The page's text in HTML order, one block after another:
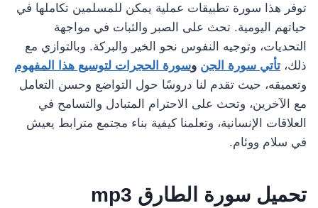
توفر هذا سورة تطبيقات عملية يمكن للمسلمين تكاملها في
حياتهم اليومية. تحث على الصبر والثبات في مواجهة
التحديات، وتوجيه النفوس نحو الخير والبركة. وبالتوازي مع
ذلك، تأتي سورة الجن وسورة الحجرات لتوسيع هذا المفهوم
وتعميقه، حيث تقدم لنا دروسًا حول التواضع وحسن التعامل
مع الآخرين، وتحث على الاحترام المتبادل والتسامح في
العلاقات الإنسانية، وتعلمنا كيفية بناء مجتمع مترابط يعيش
في سلام ووئام.
تحميل سورة الطارق